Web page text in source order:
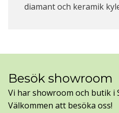
diamant och keramik
Besök showroom
Vi har showroom och butik i
Välkommen att besöka oss!